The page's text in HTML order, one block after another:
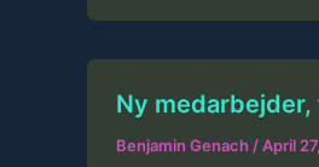
Ny
Benjamin Genach /April